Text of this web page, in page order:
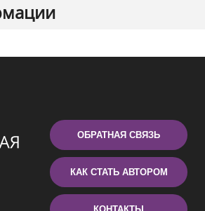
ОБРАТНАЯ СВЯЗЬ
КАК СТАТЬ АВТОРОМ